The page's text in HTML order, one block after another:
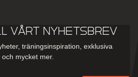
vårt nyhetsbrev
träningsinspiration, exklusiva
mycket mer.